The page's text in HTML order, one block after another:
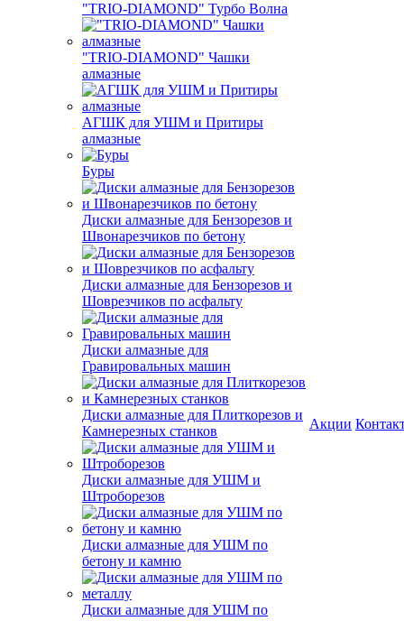
"TRIO-DIAMOND" Турбо Волна
"TRIO-DIAMOND" Чашки
алмазные
АГШК для УШМ и Притиры
алмазные
Буры
Диски алмазные для Бензорезов и
Швонарезчиков по бетону
Диски алмазные для Бензорезов и
Шоврезчиков по асфальту
Диски алмазные для
Гравировальных машин
Диски алмазные для Плиткорезов и
Камнерезных станков
Диски алмазные для УШМ и
Штроборезов
Диски алмазные для УШМ по
бетону и камню
Диски алмазные для УШМ по
Акции